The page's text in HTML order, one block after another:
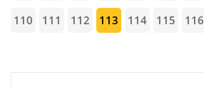
110 111 112 113 114 115 116